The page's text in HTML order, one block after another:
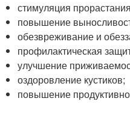
стимуляция
повышение
обезвреживание и
профилактическая
улучшение
оздоровление кустиков;
повышение